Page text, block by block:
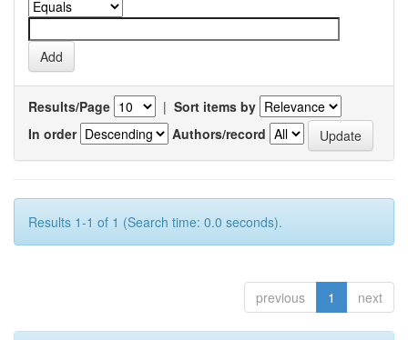
Results/Page | Sort items by
In order
Authors/record
Results 1-1 of 1 (Search time: 0.0 seconds).
previous 1 next